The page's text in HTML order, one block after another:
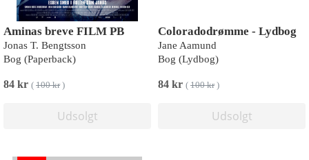
Aminas breve FILM PB
Jonas T. Bengtsson
Bog (Paperback)
84 kr ( 100 kr)
Udsolgt
Coloradodrømme - Lydbog
Jane Aamund
Bog (Lydbog)
84 kr ( 100 kr)
Udsolgt